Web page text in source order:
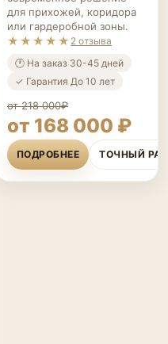
для прихожей, коридора
или гардеробной зоны.
★★★★★ 2 отзыва
🕐 На заказ 30-45 дней
✓ Гарантия До 10 лет
от 218 000₽
от 168 000 ₽
ПОДРОБНЕЕ ТОЧНЫЙ